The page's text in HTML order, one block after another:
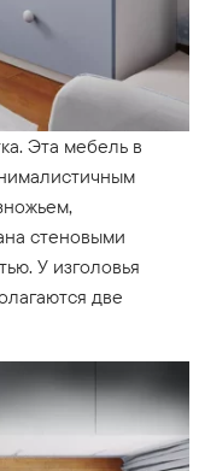
Эта мебель в
стеновыми
У изголовья
две